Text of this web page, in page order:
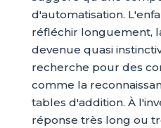
d'automatisation.
réfléchir longuement,
devenue quasi
recherche pour des
comme la
tables d'addition. À
réponse très long ou